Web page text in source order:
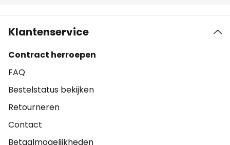
Klantenservice
Contract herroepen
FAQ
Bestelstatus bekijken
Retourneren
Contact
Betaalmogelijkheden